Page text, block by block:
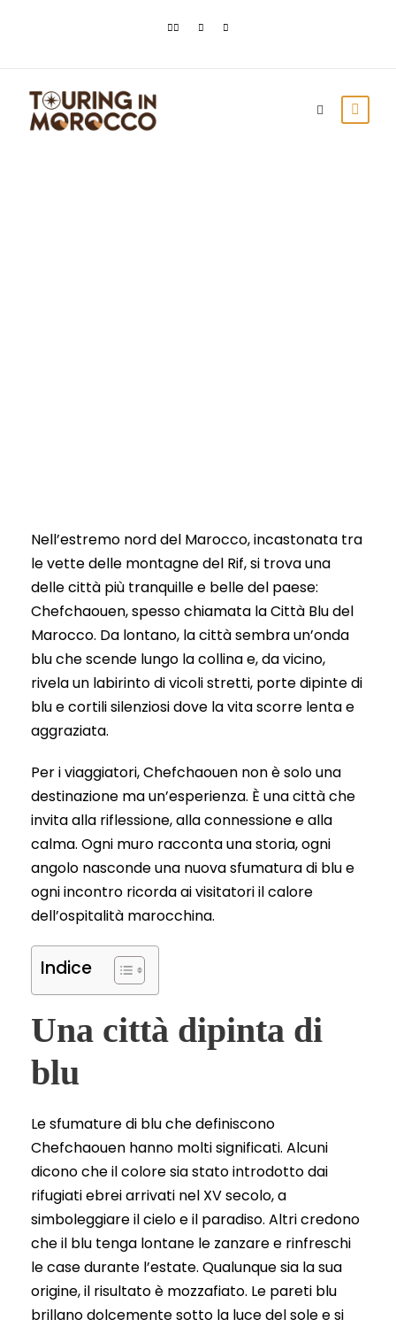
Nell’estremo nord del Marocco, incastonata tra
le vette delle montagne del Rif, si trova una
delle città più tranquille e belle del paese:
Chefchaouen, spesso chiamata la Città Blu del
Marocco. Da lontano, la città sembra un’onda
blu che scende lungo la collina e, da vicino,
rivela un labirinto di vicoli stretti, porte dipinte di
blu e cortili silenziosi dove la vita scorre lenta e
aggraziata.
Per i viaggiatori, Chefchaouen non è solo una
destinazione ma un’esperienza. È una città che
invita alla riflessione, alla connessione e alla
calma. Ogni muro racconta una storia, ogni
angolo nasconde una nuova sfumatura di blu e
ogni incontro ricorda ai visitatori il calore
dell’ospitalità marocchina.
Indice
Una città dipinta di
blu
Le sfumature di blu che definiscono
Chefchaouen hanno molti significati. Alcuni
dicono che il colore sia stato introdotto dai
rifugiati ebrei arrivati nel XV secolo, a
simboleggiare il cielo e il paradiso. Altri credono
che il blu tenga lontane le zanzare e rinfreschi
le case durante l’estate. Qualunque sia la sua
origine, il risultato è mozzafiato. Le pareti blu
brillano dolcemente sotto la luce del sole e si